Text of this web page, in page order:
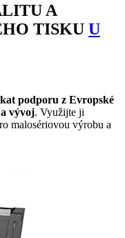
A
TISKU U
podporu z Evropské
vývoj. Využijte ji
malosériovou výrobu a